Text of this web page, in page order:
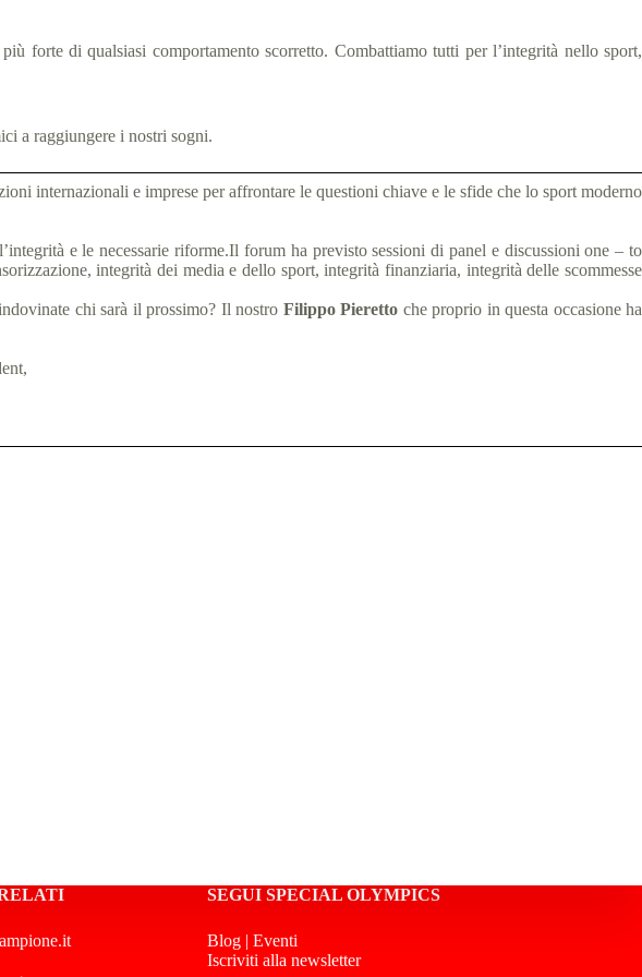
forte di qualsiasi comportamento scorretto. Combattiamo tutti per l’integrità nello sport,
a raggiungere i nostri sogni.
internazionali e imprese per affrontare le questioni chiave e le sfide che lo sport moderno
e le necessarie riforme.Il forum ha previsto sessioni di panel e discussioni one – to
integrità dei media e dello sport, integrità finanziaria, integrità delle scommesse
chi sarà il prossimo? Il nostro Filippo Pieretto che proprio in questa occasione ha
SEGUI SPECIAL OLYMPICS
Blog| Eventi
Iscriviti alla newsletter